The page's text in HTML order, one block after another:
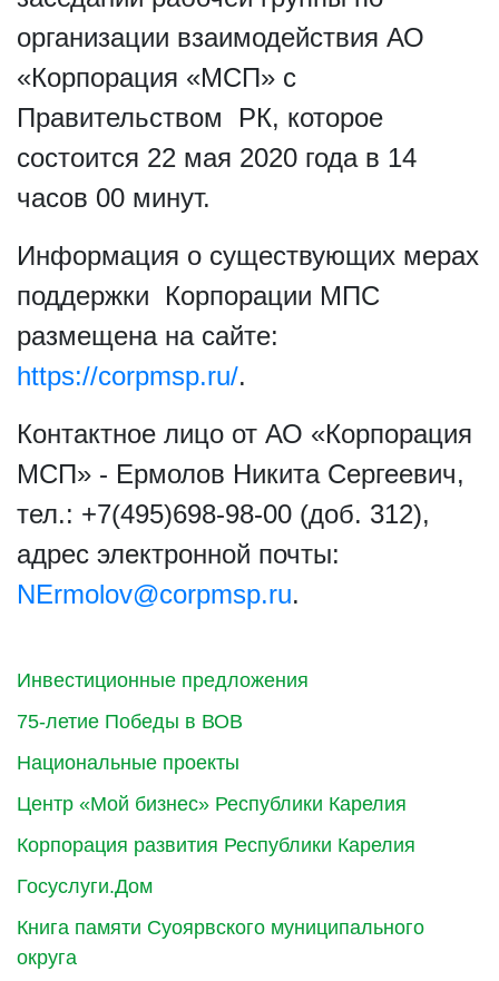
Инвестиционные предложения
75-летие Победы в ВОВ
Национальные проекты
Центр «Мой бизнес» Республики Карелия
Корпорация развития Республики Карелия
Госуслуги.Дом
Книга памяти Суоярвского муниципального
округа
организации взаимодействия АО
«Корпорация «МСП» с
Правительством РК, которое
состоится 22 мая 2020 года в 14
часов 00 минут.
Информация о существующих мерах
поддержки Корпорации МПС
размещена на сайте:
https://corpmsp.ru/.
Контактное лицо от АО «Корпорация
МСП» - Ермолов Никита Сергеевич,
тел.: +7(495)698-98-00 (доб. 312),
адрес электронной почты:
NErmolov@corpmsp.ru.